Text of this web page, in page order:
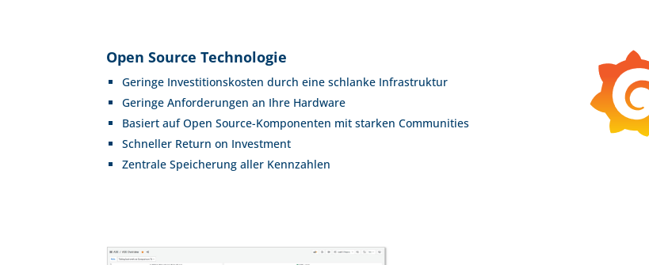
Open Source Technologie
Geringe Investitionskosten durch eine schlanke Infrastruktur
Geringe Anforderungen an Ihre Hardware
Basiert auf Open Source-Komponenten mit starken Communities
Schneller Return on Investment
Zentrale Speicherung aller Kennzahlen